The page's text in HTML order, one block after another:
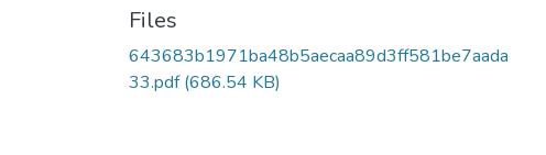
Files
643683b1971ba48b5aecaa89d3ff581be7aada
33.pdf(686.54 KB)